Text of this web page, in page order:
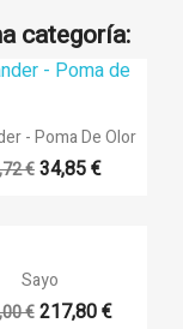
categoría:
Vista rápida
- Poma De Olor
€34,85 €
Vista rápida
Sayo
€ 217,80 €